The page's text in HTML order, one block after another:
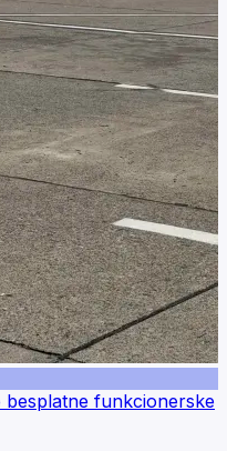
funkcionerske